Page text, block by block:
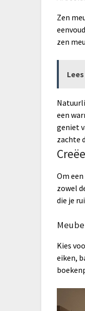
Zen
zen
een
geniet
zachte
Om
zowel
die je
Kies
eiken,